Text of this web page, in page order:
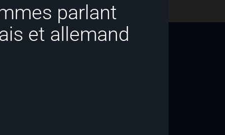
parlant
et allemand